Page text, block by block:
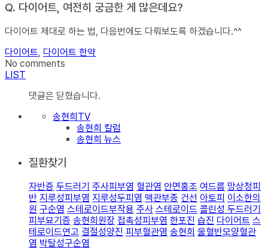
Q. 다이어트, 여전히 궁금한 게 많은데요?
다이어트 제대로 하는 법, 다음번에도 다뤄보도록 하겠습니다.^^
다이어트 다이어트 한약
No comments
LIST
댓글은 닫혔습니다.
송현희TV
송현희 칼럼
송현희 뉴스
질환찾기
자반증 두드러기 주사피부염 혈관염 안면홍조 여드름 망상청피
반 지루성피부염 지루성두피염 맥관부종 건선 아토피 이소한의
원 구순염 스테로이드부작용 주사 스테로이드 콜린성 두드러기
피부묘기증 송현희원장 접촉성피부염 한포진 습진 다이어트 스
테로이드연고 결절성양진 피부혈관염 송현희 울혈반모양혈관
염 박탈성구순염